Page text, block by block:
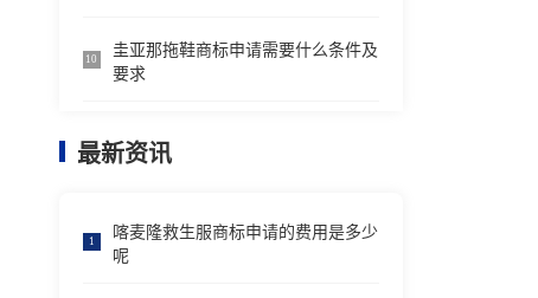
10
圭亚那拖鞋商标申请需要什么条件及
要求
最新资讯
1
喀麦隆救生服商标申请的费用是多少
呢